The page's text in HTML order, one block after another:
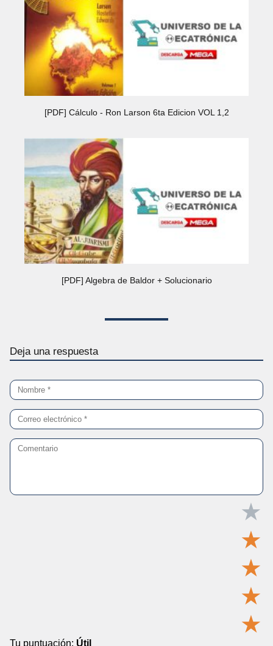
[PDF] Cálculo - Ron Larson 6ta Edicion VOL 1,2
[PDF] Algebra de Baldor + Solucionario
Deja una respuesta
★
★
★
★
★
Tu puntuación: Útil